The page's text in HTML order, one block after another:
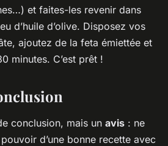
et faites-les revenir dans
d’huile d’olive. Disposez vos
ajoutez de la feta émiettée et
minutes. C’est prêt !
conclusion, mais un avis : ne
d’une bonne recette avec